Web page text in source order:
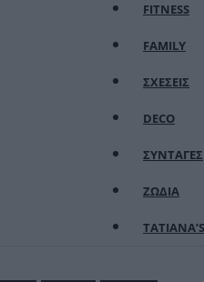
FITNESS
FAMILY
ΣΧΕΣΕΙΣ
DECO
ΣΥΝΤΑΓΕΣ
ΖΩΔΙΑ